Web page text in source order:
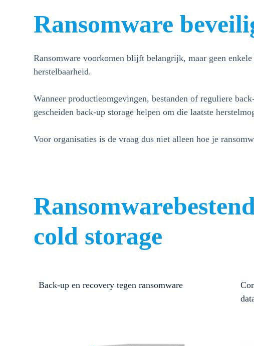
Ransomware
Ransomware voorkomen blijft belangrijk, maar geen
herstelbaarheid.
Wanneer productieomgevingen, bestanden of reguliere
gescheiden back-up storage helpen om die laatste
Voor organisaties is de vraag dus niet alleen hoe je
cold storage
Back-up en recovery tegen ransomware